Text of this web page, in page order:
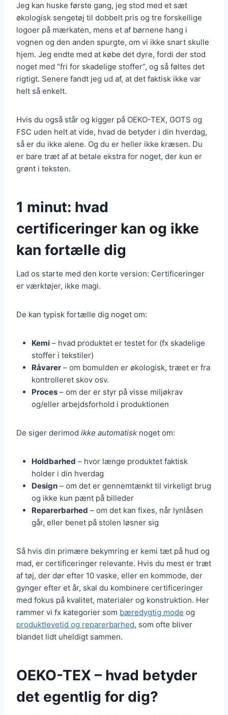
Jeg kan huske første gang, jeg stod med et sæt
økologisk sengetøj til dobbelt pris og tre forskellige
logoer på mærkaten, mens et af børnene hang i
vognen og den anden spurgte, om vi ikke snart skulle
hjem. Jeg endte med at købe det dyre, fordi der stod
noget med “fri for skadelige stoffer”, og så føltes det
rigtigt. Senere fandt jeg ud af, at det faktisk ikke var
helt så enkelt.
Hvis du også står og kigger på OEKO-TEX, GOTS og
FSC uden helt at vide, hvad de betyder i din hverdag,
så er du ikke alene. Og du er heller ikke kræsen. Du
er bare træt af at betale ekstra for noget, der kun er
grønt i teksten.
1 minut: hvad
certificeringer kan og ikke
kan fortælle dig
Lad os starte med den korte version: Certificeringer
er værktøjer, ikke magi.
De kan typisk fortælle dig noget om:
Kemi – hvad produktet er testet for (fx skadelige
stoffer i tekstiler)
Råvarer – om bomulden er økologisk, træet er fra
kontrolleret skov osv.
Proces – om der er styr på visse miljøkrav
og/eller arbejdsforhold i produktionen
De siger derimod ikke automatisk noget om:
Holdbarhed – hvor længe produktet faktisk
holder i din hverdag
Design – om det er gennemtænkt til virkeligt brug
og ikke kun pænt på billeder
Reparerbarhed – om det kan fixes, når lynlåsen
går, eller benet på stolen løsner sig
Så hvis din primære bekymring er kemi tæt på hud og
mad, er certificeringer relevante. Hvis du mest er træt
af tøj, der dør efter 10 vaske, eller en kommode, der
gynger efter et år, skal du kombinere certificeringer
med fokus på kvalitet, materialer og konstruktion. Her
rammer vi fx kategorier som bæredygtig mode og
produktlevetid og reparerbarhed, som ofte bliver
blandet lidt uheldigt sammen.
OEKO-TEX – hvad betyder
det egentlig for dig?